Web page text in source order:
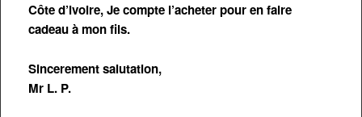
Côte d’ivoire, Je compte l’acheter pour en faire
cadeau à mon fils.
Sincerement salutation,
Mr L. P.